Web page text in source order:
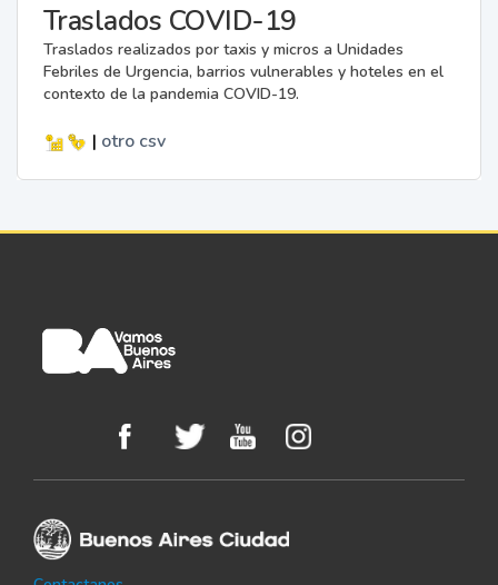
Traslados COVID-19
Traslados realizados por taxis y micros a Unidades
Febriles de Urgencia, barrios vulnerables y hoteles en el
contexto de la pandemia COVID-19.
| otro csv